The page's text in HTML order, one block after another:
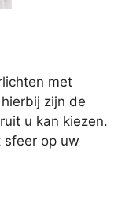
met
zijn de
u kan kiezen.
sfeer op uw